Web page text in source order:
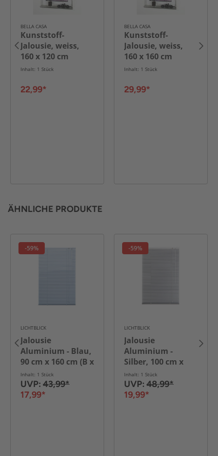
BELLA CASA
Kunststoff-
Jalousie, weiss,
160 x 120 cm
Inhalt: 1 Stück
22,99*
BELLA CASA
Kunststoff-
Jalousie, weiss,
160 x 160 cm
Inhalt: 1 Stück
29,99*
ÄHNLICHE PRODUKTE
-59%
LICHTBLICK
Jalousie
Aluminium - Blau,
90 cm x 160 cm (B x
L)
Inhalt: 1 Stück
UVP: 43,99*
17,99*
-59%
LICHTBLICK
Jalousie
Aluminium -
Silber, 100 cm x
160 cm (B x L)
Inhalt: 1 Stück
UVP: 48,99*
19,99*